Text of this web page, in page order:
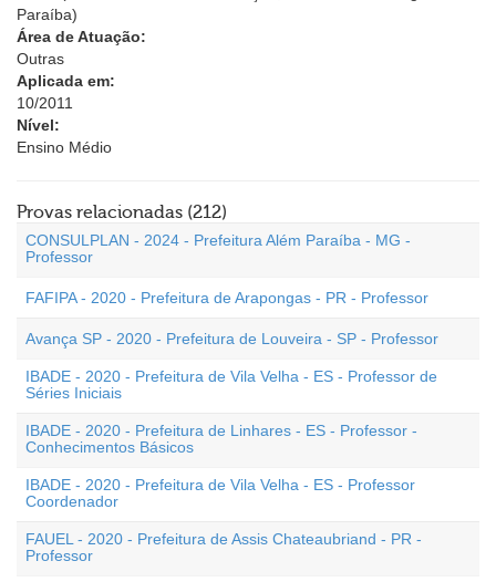
Paraíba)
Área de Atuação:
Outras
Aplicada em:
10/2011
Nível:
Ensino Médio
Provas relacionadas (212)
CONSULPLAN - 2024 - Prefeitura Além Paraíba - MG -
Professor
FAFIPA - 2020 - Prefeitura de Arapongas - PR - Professor
Avança SP - 2020 - Prefeitura de Louveira - SP - Professor
IBADE - 2020 - Prefeitura de Vila Velha - ES - Professor de
Séries Iniciais
IBADE - 2020 - Prefeitura de Linhares - ES - Professor -
Conhecimentos Básicos
IBADE - 2020 - Prefeitura de Vila Velha - ES - Professor
Coordenador
FAUEL - 2020 - Prefeitura de Assis Chateaubriand - PR -
Professor